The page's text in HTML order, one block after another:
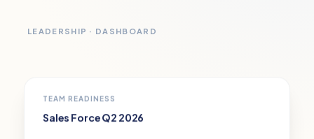
LEADERSHIP · DASHBOARD
TEAM READINESS
Sales Force Q2 2026